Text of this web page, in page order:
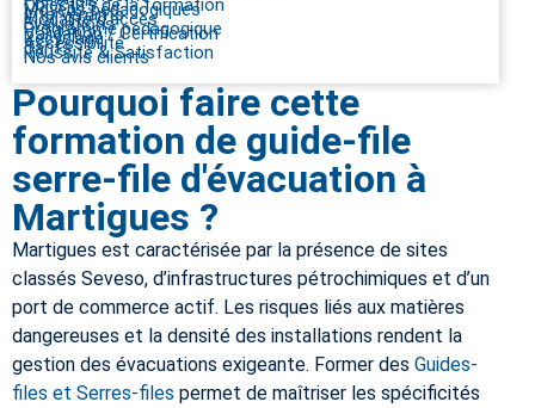
Objectifs de la formation
Moyens pédagogiques
Intervenants
Modalité d’accès
Evaluations
Programme pédagogique
Validation / Certification
Recyclage
Accessibilité
Tarifs
Réussite & Satisfaction
Nos avis clients
Pourquoi faire cette
formation de guide-file
serre-file d'évacuation à
Martigues ?
Martigues est caractérisée par la présence de sites
classés Seveso, d’infrastructures pétrochimiques et d’un
port de commerce actif. Les risques liés aux matières
dangereuses et la densité des installations rendent la
gestion des évacuations exigeante. Former des Guides-
files et Serres-files permet de maîtriser les spécificités